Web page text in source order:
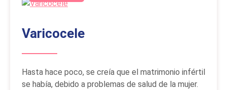
Varicocele
Hasta hace poco, se creía que el matrimonio infértil
se había, debido a problemas de salud de la mujer.